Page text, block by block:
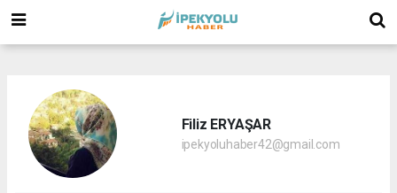
Filiz ERYAŞAR
ipekyoluhaber42@gmail.com